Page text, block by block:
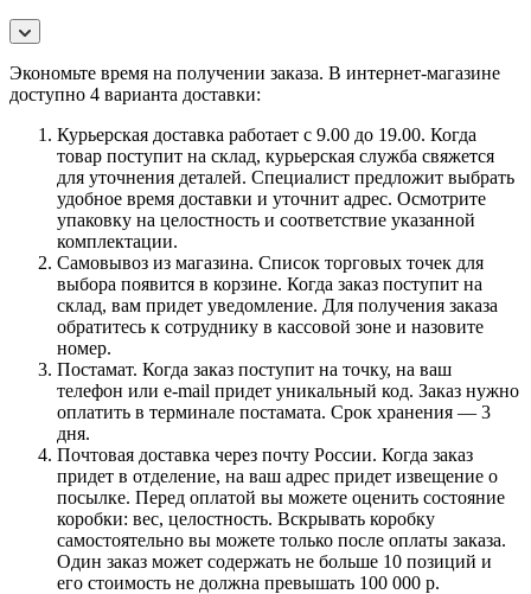
Экономьте время на получении заказа. В интернет-магазине
доступно 4 варианта доставки:
Курьерская доставка работает с 9.00 до 19.00. Когда
товар поступит на склад, курьерская служба свяжется
для уточнения деталей. Специалист предложит выбрать
удобное время доставки и уточнит адрес. Осмотрите
упаковку на целостность и соответствие указанной
комплектации.
Самовывоз из магазина. Список торговых точек для
выбора появится в корзине. Когда заказ поступит на
склад, вам придет уведомление. Для получения заказа
обратитесь к сотруднику в кассовой зоне и назовите
номер.
Постамат. Когда заказ поступит на точку, на ваш
телефон или e-mail придет уникальный код. Заказ нужно
оплатить в терминале постамата. Срок хранения — 3
дня.
Почтовая доставка через почту России. Когда заказ
придет в отделение, на ваш адрес придет извещение о
посылке. Перед оплатой вы можете оценить состояние
коробки: вес, целостность. Вскрывать коробку
самостоятельно вы можете только после оплаты заказа.
Один заказ может содержать не больше 10 позиций и
его стоимость не должна превышать 100 000 р.